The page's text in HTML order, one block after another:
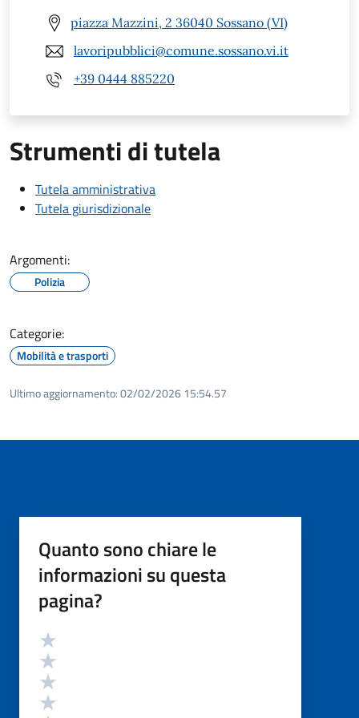
piazza Mazzini, 2 36040 Sossano (VI)
lavoripubblici@comune.sossano.vi.it
+39 0444 885220
Strumenti di tutela
Tutela amministrativa
Tutela giurisdizionale
Argomenti:
Polizia
Categorie:
Mobilità e trasporti
Ultimo aggiornamento:02/02/2026 15:54.57
Quanto sono chiare le
informazioni su questa
pagina?
Valutazione